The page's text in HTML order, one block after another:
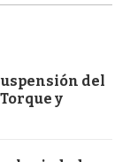
del
y